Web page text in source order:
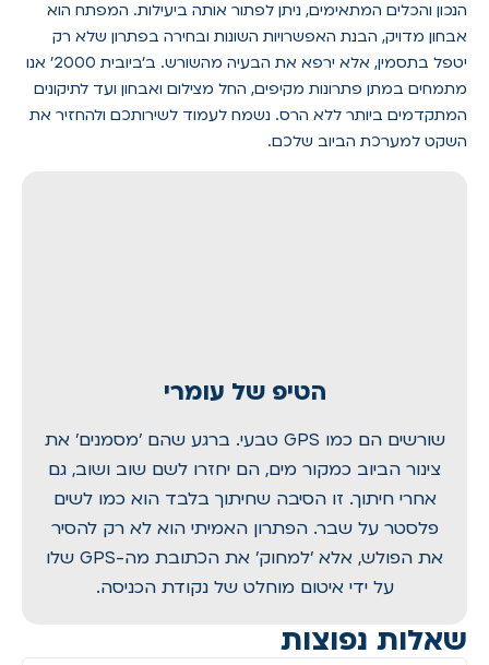
הנכון והכלים המתאימים, ניתן לפתור אותה ביעילות. המפתח הוא
אבחון מדויק, הבנת האפשרויות השונות ובחירה בפתרון שלא רק
יטפל בתסמין, אלא ירפא את הבעיה מהשורש. ב'ביובית 2000' אנו
מתמחים במתן פתרונות מקיפים, החל מצילום ואבחון ועד לתיקונים
המתקדמים ביותר ללא הרס. נשמח לעמוד לשירותכם ולהחזיר את
השקט למערכת הביוב שלכם.
הטיפ של עומרי
שורשים הם כמו GPS טבעי. ברגע שהם 'מסמנים' את
צינור הביוב כמקור מים, הם יחזרו לשם שוב ושוב, גם
אחרי חיתוך. זו הסיבה שחיתוך בלבד הוא כמו לשים
פלסטר על שבר. הפתרון האמיתי הוא לא רק להסיר
את הפולש, אלא 'למחוק' את הכתובת מה-GPS שלו
על ידי איטום מוחלט של נקודת הכניסה.
שאלות נפוצות